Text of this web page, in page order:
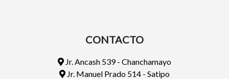
CONTACTO
Jr. Ancash 539 - Chanchamayo
Jr. Manuel Prado 514 - Satipo